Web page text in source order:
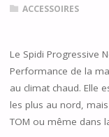
ACCESSOIRES
Le Spidi Progressive
Performance de la
au climat chaud. Elle
les plus au nord,
TOM ou même dans